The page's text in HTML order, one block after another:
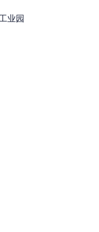
北京、上海、天津、
周黑鸭“食”字理论
业园